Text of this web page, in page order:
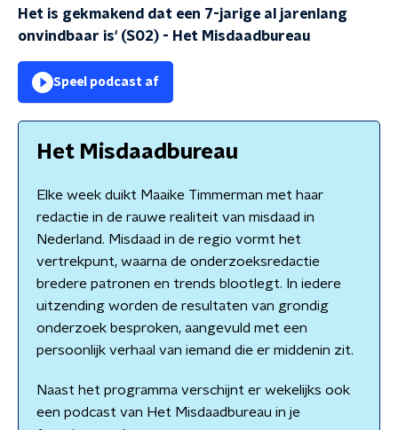
Het is gekmakend dat een 7-jarige al jarenlang
onvindbaar is' (S02) - Het Misdaadbureau
Speel podcast af
Het Misdaadbureau
Elke week duikt Maaike Timmerman met haar
redactie in de rauwe realiteit van misdaad in
Nederland. Misdaad in de regio vormt het
vertrekpunt, waarna de onderzoeksredactie
bredere patronen en trends blootlegt. In iedere
uitzending worden de resultaten van grondig
onderzoek besproken, aangevuld met een
persoonlijk verhaal van iemand die er middenin zit.
Naast het programma verschijnt er wekelijks ook
een podcast van Het Misdaadbureau in je